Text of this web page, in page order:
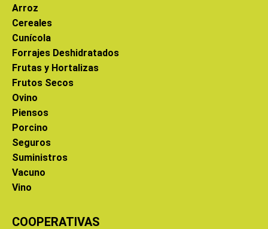
Arroz
Cereales
Cunícola
Forrajes Deshidratados
Frutas y Hortalizas
Frutos Secos
Ovino
Piensos
Porcino
Seguros
Suministros
Vacuno
Vino
COOPERATIVAS